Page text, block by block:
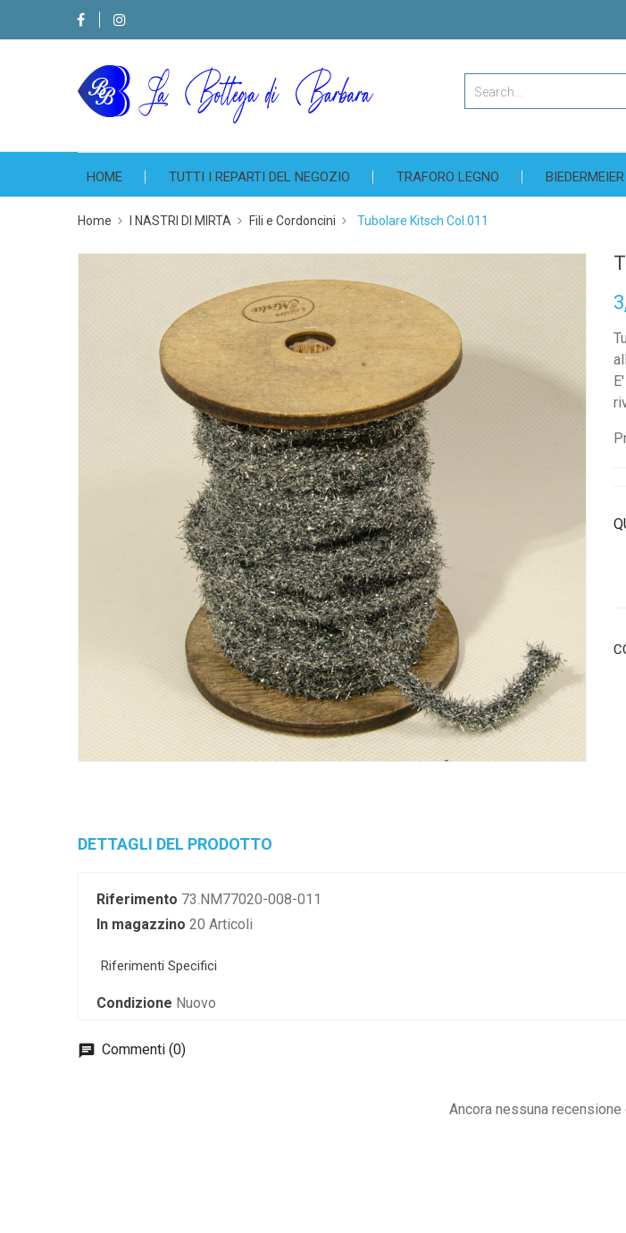
HOME TUTTI I REPARTI DEL NEGOZIO TRAFORO LEGNO BIEDERMEIER
Home I NASTRI DI MIRTA Fili e Cordoncini Tubolare Kitsch Col.011
DETTAGLI DEL PRODOTTO
Riferimento 73.NM77020-008-011
In magazzino 20 Articoli
Riferimenti Specifici
Condizione Nuovo
Commenti (0)
Ancora nessuna recensione